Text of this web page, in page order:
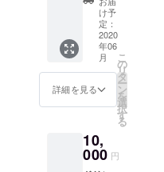
はどな
たでも
使用可
能) (ス
テッ
カーは
現在制
ジです)
ご支援
をして
フよ
り、お
礼の
メール
を送ら
せてい
ただき
ます。
※店頭に
け渡し
(お受け
渡しの
け予
定：
2020
年06
月
詳細を見る
こ
の
リ
タ
ー
ン
を
選
択
す
る
10,
000 円